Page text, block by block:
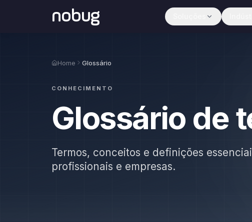
nobug
Home Glossário
CONHECIMENTO
Glossário de
Termos, conceitos e definições
profissionais e empresas.